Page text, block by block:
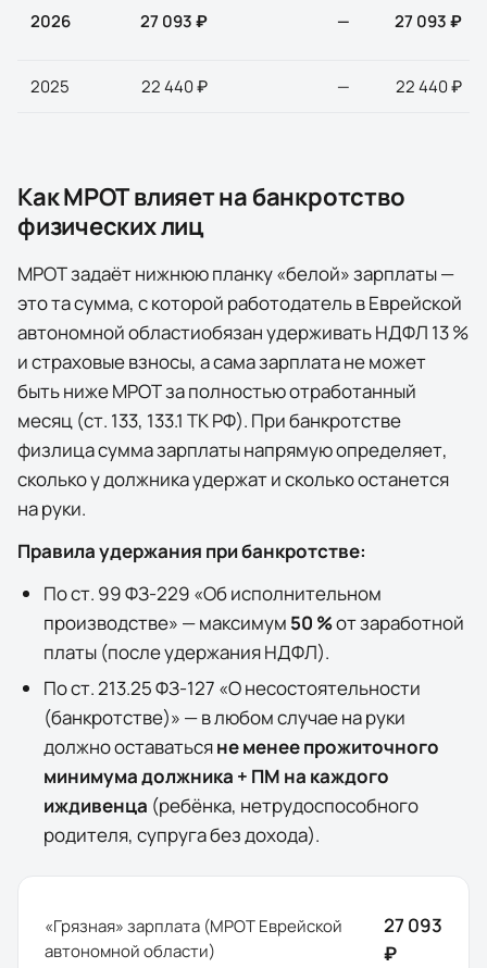
2026 27 093 ₽ — 27 093 ₽
2025 22 440 ₽ — 22 440 ₽
Как МРОТ влияет на банкротство
физических лиц
МРОТ задаёт нижнюю планку «белой» зарплаты —
это та сумма, с которой работодатель вЕврейской
автономной областиобязан удерживать НДФЛ 13 %
и страховые взносы, а сама зарплата не может
быть ниже МРОТ за полностью отработанный
месяц (ст. 133, 133.1 ТК РФ). При банкротстве
физлица сумма зарплаты напрямую определяет,
сколько у должника удержат и сколько останется
на руки.
Правила удержания при банкротстве:
По ст. 99 ФЗ-229 «Об исполнительном
производстве» — максимум 50 %от заработной
платы (после удержания НДФЛ).
По ст. 213.25 ФЗ-127 «О несостоятельности
(банкротстве)» — в любом случае на руки
должно оставатьсяне менее прожиточного
минимума должника + ПМ на каждого
иждивенца (ребёнка, нетрудоспособного
родителя, супруга без дохода).
«Грязная» зарплата (МРОТЕврейской
автономной области)
27 093
₽